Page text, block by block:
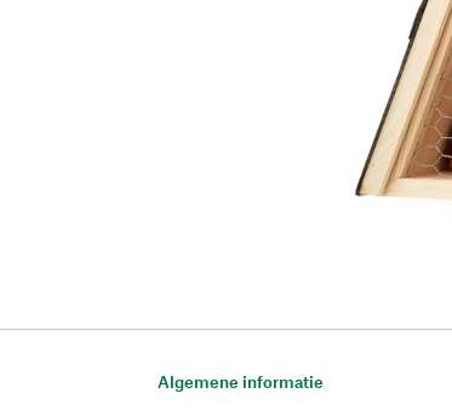
Algemene informatie